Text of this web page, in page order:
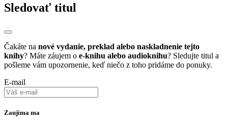
Sledovať titul
Čakáte na nové vydanie, preklad alebo naskladnenie tejto
knihy? Máte záujem o e-knihu alebo audioknihu? Sledujte titul a
pošleme vám upozornenie, keď niečo z toho pridáme do ponuky.
E-mail
Zaujíma ma